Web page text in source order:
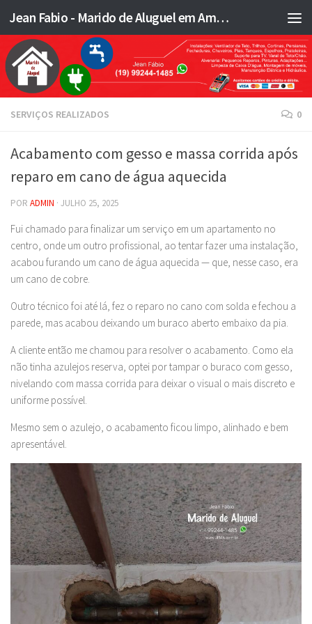
Skip to content Jean Fabio - Marido de Aluguel em Americana SP e região - JFMA
SERVIÇOS REALIZADOS 0
Acabamento com gesso e massa corrida após
reparo em cano de água aquecida
POR ADMIN · JULHO 25, 2025
Fui chamado para finalizar um serviço em um apartamento no
centro, onde um outro profissional, ao tentar fazer uma instalação,
acabou furando um cano de água aquecida — que, nesse caso, era
um cano de cobre.
Outro técnico foi até lá, fez o reparo no cano com solda e fechou a
parede, mas acabou deixando um buraco aberto embaixo da pia.
A cliente então me chamou para resolver o acabamento. Como ela
não tinha azulejos reserva, optei por tampar o buraco com gesso,
nivelando com massa corrida para deixar o visual o mais discreto e
uniforme possível.
Mesmo sem o azulejo, o acabamento ficou limpo, alinhado e bem
apresentável.